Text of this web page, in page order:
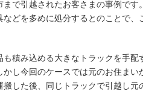
で引越されたお客さまの事例です
どを多めに処分するとのことで
積み込める大きなトラックを手配
し今回のケースでは元のお住ま
した後、同じトラックで引越し